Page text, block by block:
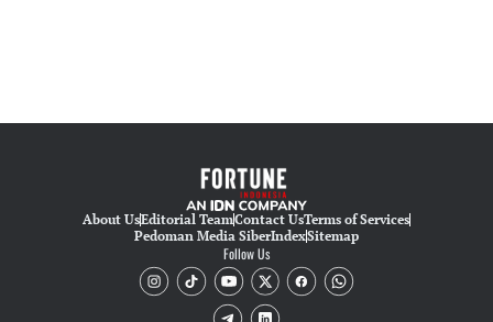
About UsEditorial TeamContact UsTerms of Services
Pedoman Media SiberIndexSitemap
Follow Us